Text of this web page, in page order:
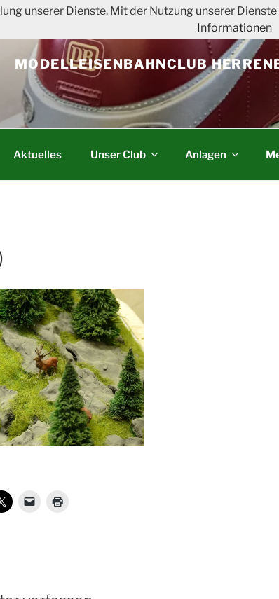
MODELLEISENBAHNCLUB
Aktuelles Unser Club Anlagen
unserer Dienste. Mit der Nutzung unserer
Informationen